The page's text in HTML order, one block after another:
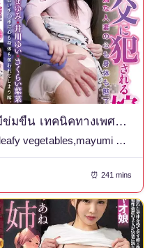
NASK-127 ภรรยาถูกพ่อสามีข่มขืน เทคนิคทางเพศอันเข้มข้นของพ่อที่ครอบงำจิตใจและร่างกายของผู้หญิงที่แต่งงานแล้วที่หมดอาลัยตายอยาก 4 คน 4 ชม.
yui igawa,eri sugihara,sakurai leafy vegetables,mayumi chikazawa
⏰ 241 mins